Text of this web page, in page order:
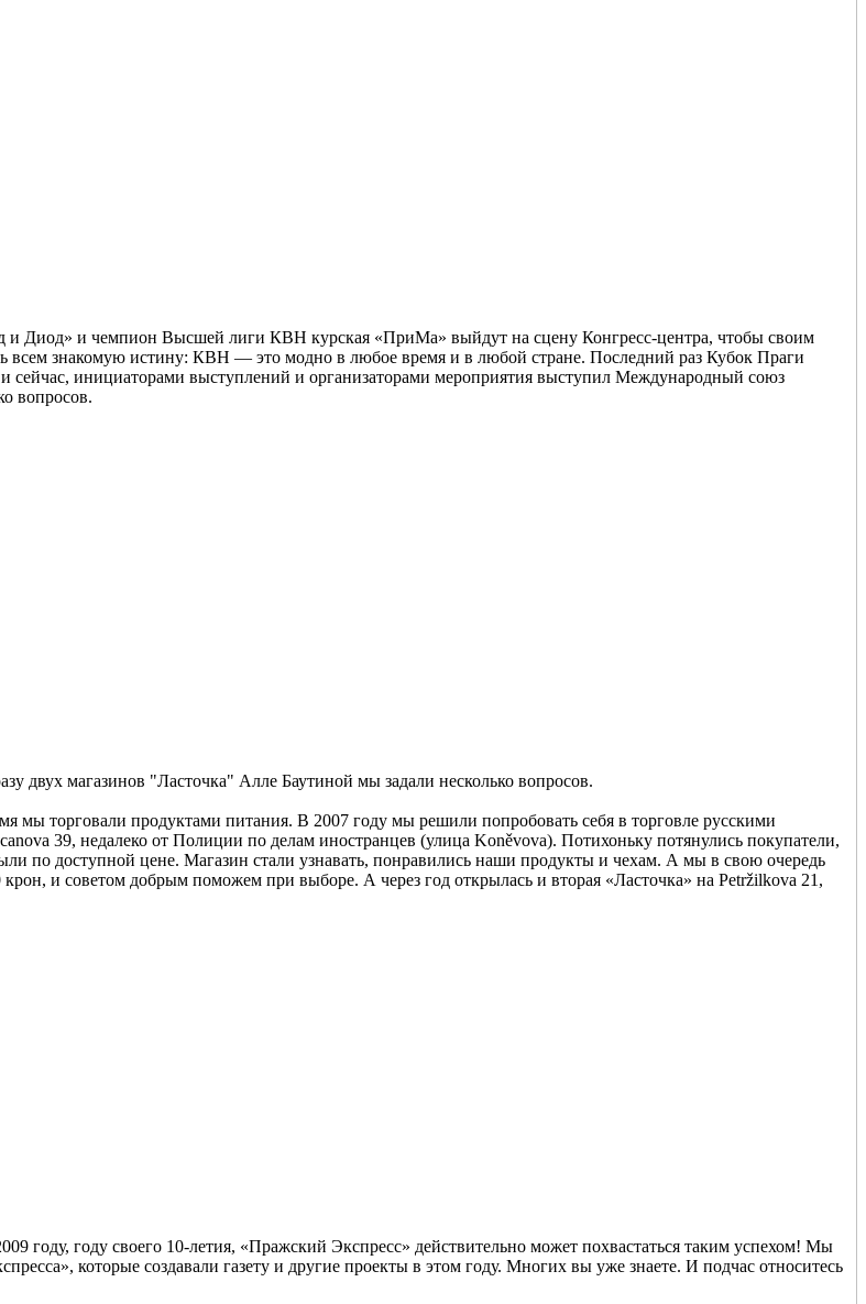
и чемпион Высшей лиги КВН курская «ПриМа» выйдут на сцену Конгресс-центра, чтобы своим
всем знакомую истину: КВН — это модно в любое время и в любой стране. Последний раз Кубок Праги
сейчас, инициаторами выступлений и организаторами мероприятия выступил Международный союз
вопросов.
двух магазинов "Ласточка" Алле Баутиной мы задали несколько вопросов.
торговали продуктами питания. В 2007 году мы решили попробовать себя в торговле русскими
39, недалеко от Полиции по делам иностранцев (улица Koněvova). Потихоньку потянулись покупатели,
по доступной цене. Магазин стали узнавать, понравились наши продукты и чехам. А мы в свою очередь
и советом добрым поможем при выборе. А через год открылась и вторая «Ласточка» на Petržilkova 21,
году, году своего 10-летия, «Пражский Экспресс» действительно может похвастаться таким успехом! Мы
которые создавали газету и другие проекты в этом году. Многих вы уже знаете. И подчас относитесь